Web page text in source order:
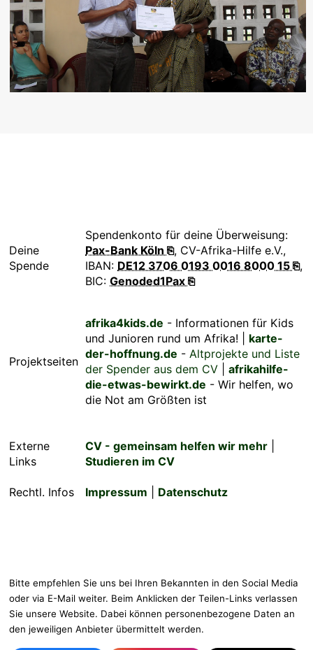
Deine
Spende
Spendenkonto für deine Überweisung:
Pax-Bank Köln ⎘, CV-Afrika-Hilfe e.V.,
IBAN: DE12 3706 0193 0016 8000 15 ⎘,
BIC: Genoded1Pax ⎘
Projektseiten
afrika4kids.de - Informationen für Kids
und Junioren rund um Afrika! | karte-
der-hoffnung.de - Altprojekte und Liste
der Spender aus dem CV
afrikahilfe-
die-etwas-bewirkt.de - Wir helfen, wo
die Not am Größten ist
Externe
Links
CV - gemeinsam helfen wir mehr
Studieren im CV
Rechtl. Infos Impressum Datenschutz
Bitte empfehlen Sie uns bei Ihren Bekannten in den Social Media
oder via E-Mail weiter. Beim Anklicken der Teilen-Links verlassen
Sie unsere Website. Dabei können personenbezogene Daten an
den jeweiligen Anbieter übermittelt werden.